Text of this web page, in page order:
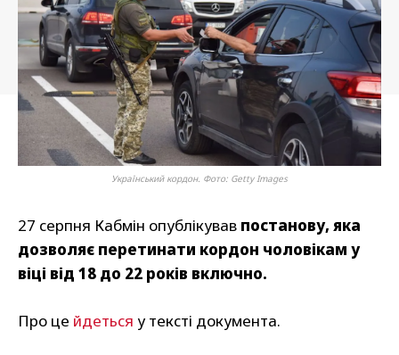
Український кордон. Фото: Getty Images
27 серпня Кабмін опублікував постанову, яка
дозволяє перетинати кордон чоловікам у
віці від 18 до 22 років включно.
Про це йдеться у тексті документа.